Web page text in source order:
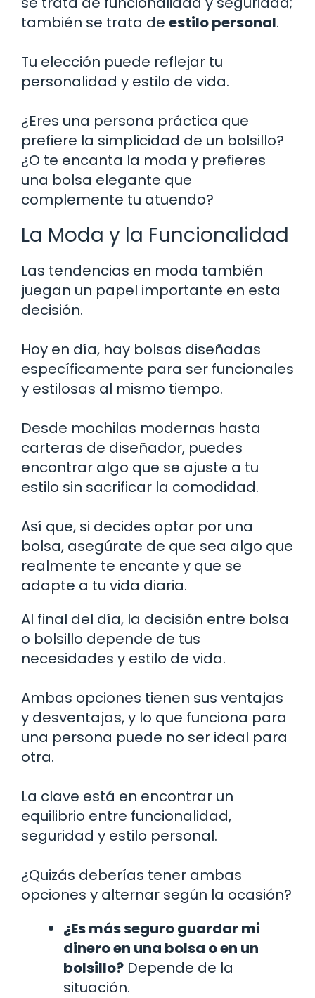
también se trata de estilo personal.
Tu elección puede reflejar tu
personalidad y estilo de vida.
¿Eres una persona práctica que
prefiere la simplicidad de un bolsillo?
¿O te encanta la moda y prefieres
una bolsa elegante que
complemente tu atuendo?
La Moda y la Funcionalidad
Las tendencias en moda también
juegan un papel importante en esta
decisión.
Hoy en día, hay bolsas diseñadas
específicamente para ser funcionales
y estilosas al mismo tiempo.
Desde mochilas modernas hasta
carteras de diseñador, puedes
encontrar algo que se ajuste a tu
estilo sin sacrificar la comodidad.
Así que, si decides optar por una
bolsa, asegúrate de que sea algo que
realmente te encante y que se
adapte a tu vida diaria.
Al final del día, la decisión entre bolsa
o bolsillo depende de tus
necesidades y estilo de vida.
Ambas opciones tienen sus ventajas
y desventajas, y lo que funciona para
una persona puede no ser ideal para
otra.
La clave está en encontrar un
equilibrio entre funcionalidad,
seguridad y estilo personal.
¿Quizás deberías tener ambas
opciones y alternar según la ocasión?
¿Es más seguro guardar mi
dinero en una bolsa o en un
bolsillo? Depende de la
situación.